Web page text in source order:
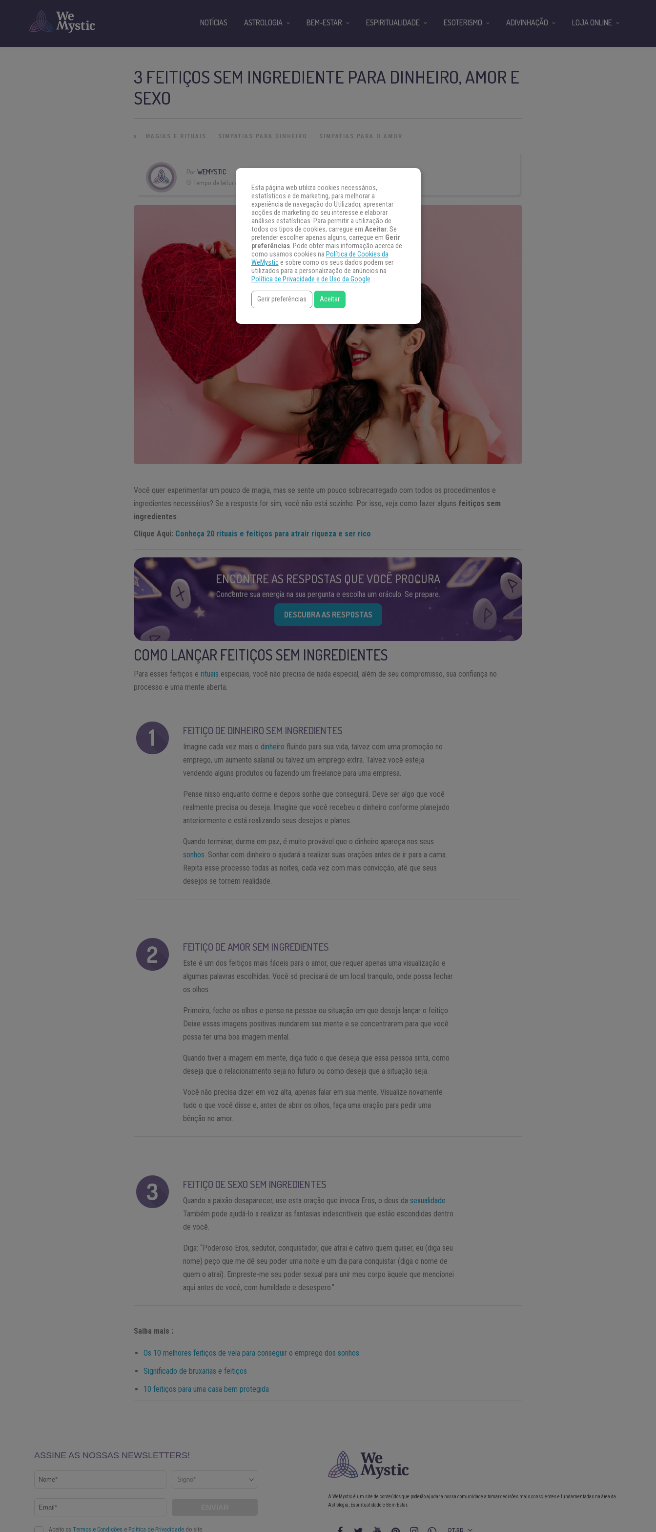
3 FEITIÇOS SEM INGREDIENTE PARA DINHEIRO, AMOR E
SEXO
» MAGIAS E RITUAIS SIMPATIAS PARA DINHEIRO SIMPATIAS PARA O AMOR
PorWEMYSTIC
Tempo de leitura:
Você quer experimentar um pouco de magia, mas se sente um pouco sobrecarregado com todos os procedimentos e
ingredientes necessários? Se a resposta for sim, você não está sozinho. Por isso, veja como fazer alguns feitiços sem
ingredientes.
Clique Aqui: Conheça 20 rituais e feitiços para atrair riqueza e ser rico
ENCONTRE AS RESPOSTAS QUE VOCÊ PROCURA
Concentre sua energia na sua pergunta e escolha um oráculo. Se prepare.
DESCUBRA AS RESPOSTAS
COMO LANÇAR FEITIÇOS SEM INGREDIENTES
Para esses feitiços erituais especiais, você não precisa de nada especial, além de seu compromisso, sua confiança no
processo e uma mente aberta.
FEITIÇO DE DINHEIRO SEM INGREDIENTES
Imagine cada vez mais odinheiro fluindo para sua vida, talvez com uma promoção no
emprego, um aumento salarial ou talvez um emprego extra. Talvez você esteja
vendendo alguns produtos ou fazendo um freelance para uma empresa.
Pense nisso enquanto dorme e depois sonhe que conseguirá. Deve ser algo que você
realmente precisa ou deseja. Imagine que você recebeu o dinheiro conforme planejado
anteriormente e está realizando seus desejos e planos.
Quando terminar, durma em paz, é muito provável que o dinheiro apareça nos seus
sonhos. Sonhar com dinheiro o ajudará a realizar suas orações antes de ir para a cama.
Repita esse processo todas as noites, cada vez com mais convicção, até que seus
desejos se tornem realidade.
FEITIÇO DE AMOR SEM INGREDIENTES
Este é um dos feitiços mais fáceis para o amor, que requer apenas uma visualização e
algumas palavras escolhidas. Você só precisará de um local tranquilo, onde possa fechar
os olhos.
Primeiro, feche os olhos e pense na pessoa ou situação em que deseja lançar o feitiço.
Deixe essas imagens positivas inundarem sua mente e se concentrarem para que você
possa ter uma boa imagem mental.
Quando tiver a imagem em mente, diga tudo o que deseja que essa pessoa sinta, como
deseja que o relacionamento seja no futuro ou como deseja que a situação seja.
Você não precisa dizer em voz alta, apenas falar em sua mente. Visualize novamente
tudo o que você disse e, antes de abrir os olhos, faça uma oração para pedir uma
bênção no amor.
FEITIÇO DE SEXO SEM INGREDIENTES
Quando a paixão desaparecer, use esta oração que invoca Eros, o deus dasexualidade.
Também pode ajudá-lo a realizar as fantasias indescritíveis que estão escondidas dentro
de você.
Diga: “Poderoso Eros, sedutor, conquistador, que atrai e cativo quem quiser, eu (diga seu
nome) peço que me dê seu poder uma noite e um dia para conquistar (diga o nome de
quem o atrai). Empreste-me seu poder sexual para unir meu corpo àquele que mencionei
aqui antes de você, com humildade e desespero.”
Saiba mais :
Os 10 melhores feitiços de vela para conseguir o emprego dos sonhos
Significado de bruxarias e feitiços
10 feitiços para uma casa bem protegida
NOTÍCIAS ASTROLOGIA BEM-ESTAR ESPIRITUALIDADE ESOTERISMO ADIVINHAÇÃO LOJA ONLINE
A WeMystic é um site de conteúdos que poderão ajudar a nossa comunidade a tomar decisões mais conscientes e fundamentadas na área da
Astrologia, Espiritualidade e Bem-Estar.
Esta página web utiliza cookies necessários,
estatísticos e de marketing, para melhorar a
experiência de navegação do Utilizador, apresentar
acções de marketing do seu interesse e elaborar
análises estatísticas. Para permitir a utilização de
todos os tipos de cookies, carregue em Aceitar. Se
pretender escolher apenas alguns, carregue em Gerir
preferências. Pode obter mais informação acerca de
como usamos cookies na Política de Cookies da
WeMystice sobre como os seus dados podem ser
utilizados para a personalização de anúncios na
Política de Privacidade e de Uso da Google.
Gerir preferências Aceitar